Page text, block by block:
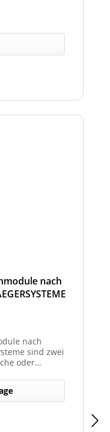
nach
nach
sind zwei
oder
gezielte
die
und erhöhen
oder